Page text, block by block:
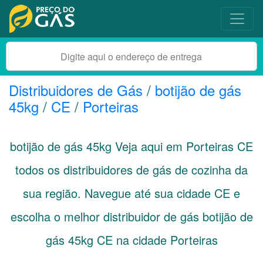
Distribuidores de Gás / botijão de gás
45kg / CE / Porteiras
botijão de gás 45kg Veja aqui em Porteiras CE
todos os distribuidores de gás de cozinha da
sua região. Navegue até sua cidade CE e
escolha o melhor distribuidor de gás botijão de
gás 45kg CE na cidade Porteiras